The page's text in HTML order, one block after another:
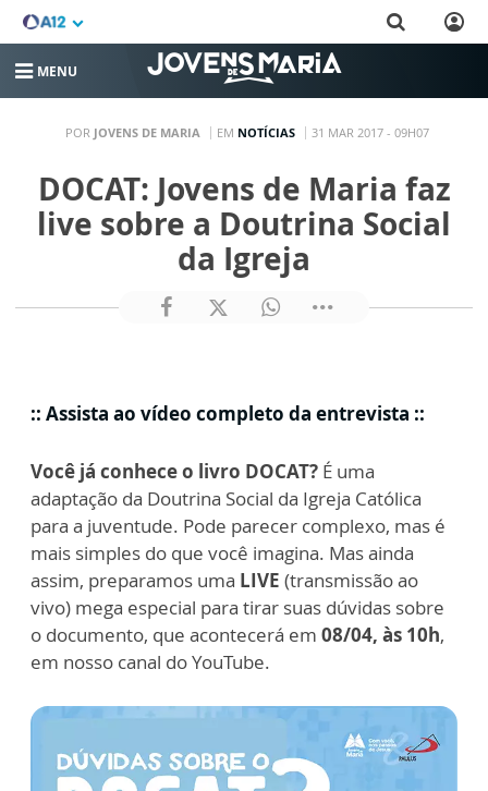
MENU
POR JOVENS DE MARIA EM NOTÍCIAS 31 MAR 2017 - 09H07
DOCAT: Jovens de Maria faz
live sobre a Doutrina Social
da Igreja
:: Assista ao vídeo completo da entrevista ::
Você já conhece o livro DOCAT? É uma
adaptação da Doutrina Social da Igreja Católica
para a juventude. Pode parecer complexo, mas é
mais simples do que você imagina. Mas ainda
assim, preparamos uma LIVE (transmissão ao
vivo) mega especial para tirar suas dúvidas sobre
o documento, que acontecerá em 08/04, às 10h,
em nosso canal do YouTube.